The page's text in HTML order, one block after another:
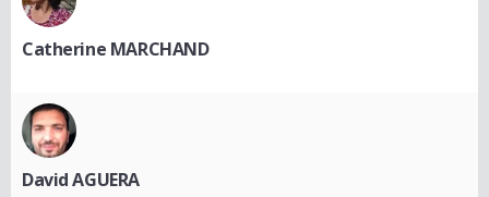
Catherine MARCHAND
David AGUERA